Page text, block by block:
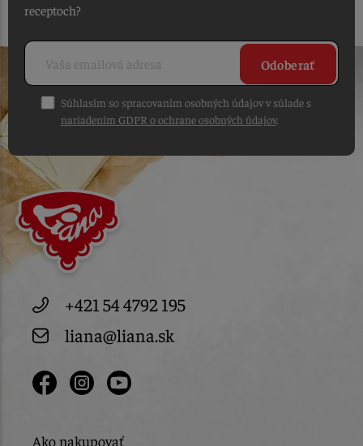
receptoch?
Odoberať
Súhlasím so spracovaním osobných údajov v súlade s
nariadením GDPR o ochrane osobných údajov.
+421 54 4792 195
liana@liana.sk
Ako nakupovať